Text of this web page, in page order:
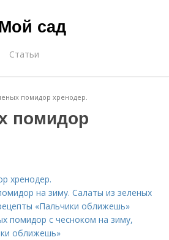
сад
Статьи
помидор хренодер.
помидор
хренодер.
на зиму. Салаты из зеленых
«Пальчики оближешь»
помидор с чесноком на зиму,
оближешь»